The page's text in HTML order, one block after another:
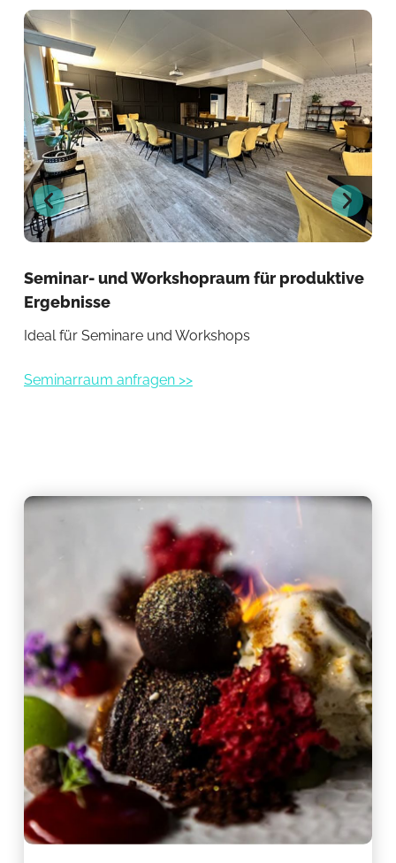
Seminar- und Workshopraum für produktive
Ergebnisse
Ideal für Seminare und Workshops
Seminarraum anfragen >>